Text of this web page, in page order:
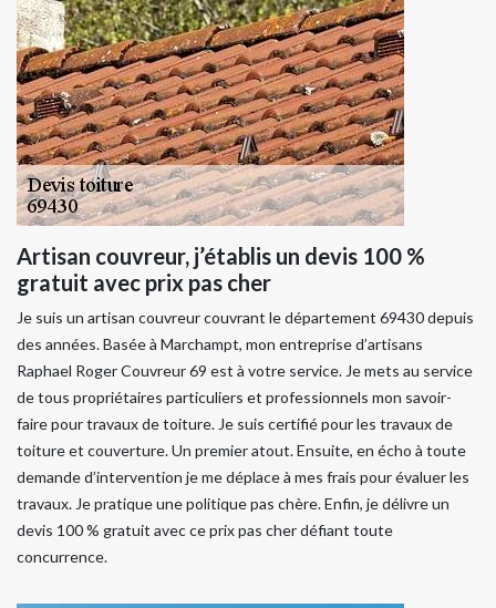
Artisan couvreur, j’établis un devis 100 %
gratuit avec prix pas cher
Je suis un artisan couvreur couvrant le département 69430 depuis
des années. Basée à Marchampt, mon entreprise d’artisans
Raphael Roger Couvreur 69 est à votre service. Je mets au service
de tous propriétaires particuliers et professionnels mon savoir-
faire pour travaux de toiture. Je suis certifié pour les travaux de
toiture et couverture. Un premier atout. Ensuite, en écho à toute
demande d’intervention je me déplace à mes frais pour évaluer les
travaux. Je pratique une politique pas chère. Enfin, je délivre un
devis 100 % gratuit avec ce prix pas cher défiant toute
concurrence.